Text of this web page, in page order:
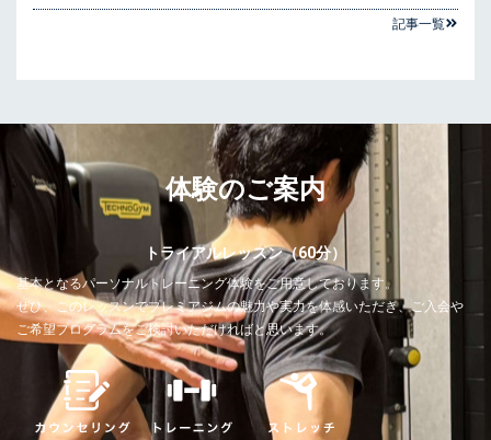
記事一覧​
体験のご案内
トライアルレッスン（60分）
基本となるパーソナルトレーニング体験をご用意しております。
ぜひ、このレッスンでプレミアジムの魅力や実力を体感いただき、ご入会や
ご希望プログラムをご検討いただければと思います。